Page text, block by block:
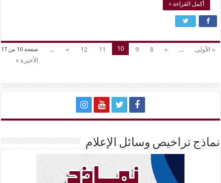
أكمل القراءة »
صفحة 10 من 17 « الأولى ...
«
8
9
10
11
12
»
...
الأخيرة »
نماذج تراخيص وسائل الإعلام